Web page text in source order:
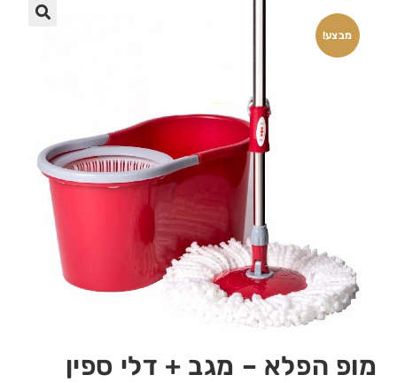
מבצע!
מופ הפלא – מגב + דלי ספין